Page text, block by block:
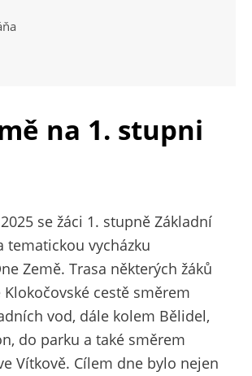
na 1. stupni
se žáci 1. stupně Základní
tematickou vycházku
Země. Trasa některých žáků
cestě směrem
vod, dále kolem Bělidel,
do parku a také směrem
Vítkově. Cílem dne bylo nejen